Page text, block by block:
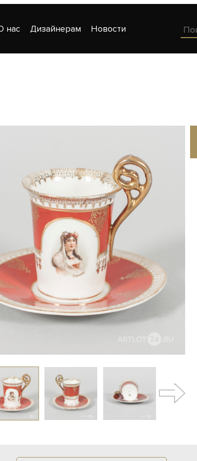
нас Дизайнерам Новости